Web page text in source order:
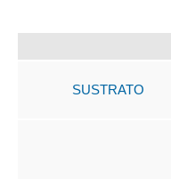
SUSTRATO